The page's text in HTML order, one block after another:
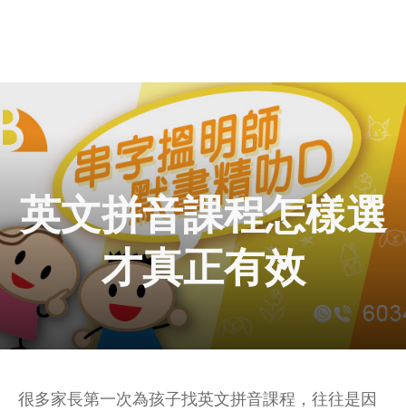
英文拼音課程怎樣選
才真正有效
很多家長第一次為孩子找英文拼音課程，往往是因